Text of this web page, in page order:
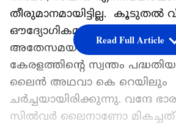
തീരുമാനമായിട്ടില്ല. കൂടുതൽ
ഔദ്യോ​ഗികമായി
അതേസമയം വന്ദേ
കേരളത്തിന്റെ സ്വന്തം
ലൈൻ അഥവാ കെ റെയിലും
ചര്‍ച്ചയായിരിക്കുന്നു. വന്ദേ
സില്‍വര്‍ ലൈനാണോ
Read Full Article